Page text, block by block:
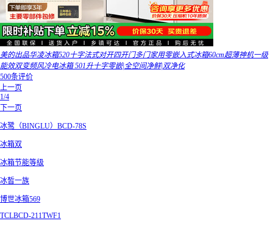
美的出品华凌冰箱520十字法式对开四开门多门家用零嵌入式冰箱60cm超薄神机一级
能效双变频风冷电冰箱 501升十字零嵌|全空间净鲜|双净化
500条评价
上一页
1/4
下一页
冰鹭（BINGLU）BCD-78S
冰箱双
冰箱节能等级
冰皙一族
博世冰箱569
TCLBCD-211TWF1